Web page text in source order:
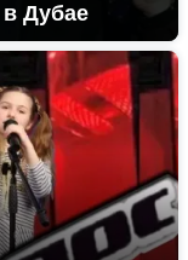
Дубае